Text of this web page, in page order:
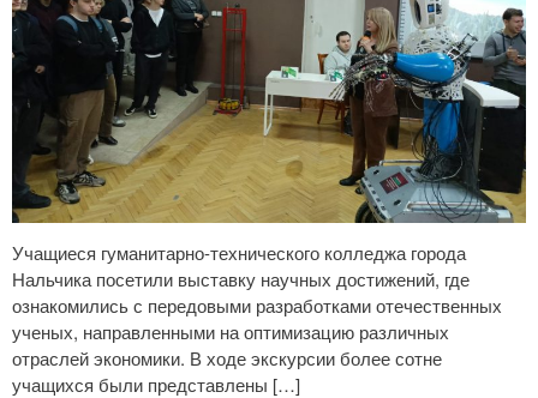
Учащиеся гуманитарно-технического колледжа города
Нальчика посетили выставку научных достижений, где
ознакомились с передовыми разработками отечественных
ученых, направленными на оптимизацию различных
отраслей экономики. В ходе экскурсии более сотне
учащихся были представлены […]